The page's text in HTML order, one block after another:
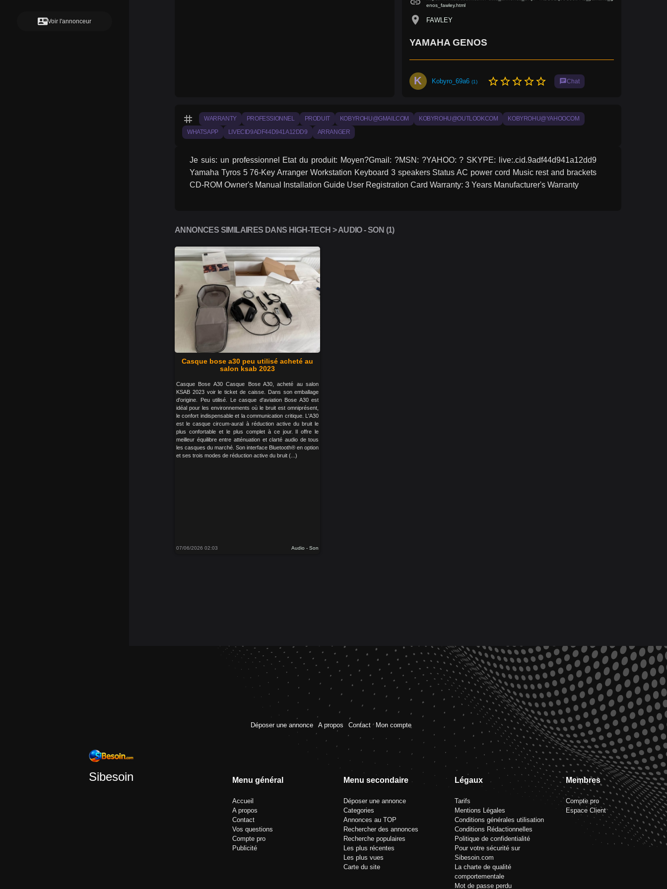
contact_mailVoir l'annonceur
enos_fawley.html
location_on FAWLEY
YAMAHA GENOS
K Kobyro_69a6 (1) star_borderstar_borderstar_borderstar_borderstar_border chatChat
tag WARRANTY PROFESSIONNEL PRODUIT KOBYROHU@GMAILCOM KOBYROHU@OUTLOOKCOM KOBYROHU@YAHOOCOM
WHATSAPP LIVECID9ADF44D941A12DD9 ARRANGER
Je suis: un professionnel Etat du produit: Moyen?Gmail: ?MSN: ?YAHOO: ? SKYPE: live:.cid.9adf44d941a12dd9
Yamaha Tyros 5 76-Key Arranger Workstation Keyboard 3 speakers Status AC power cord Music rest and brackets
CD-ROM Owner's Manual Installation Guide User Registration Card Warranty: 3 Years Manufacturer's Warranty
ANNONCES SIMILAIRES DANS HIGH-TECH > AUDIO - SON (1)
Casque bose a30 peu utilisé acheté au
salon ksab 2023
Casque Bose A30 Casque Bose A30, acheté au salon
KSAB 2023 voir le ticket de caisse. Dans son emballage
d'origine. Peu utilisé. Le casque d'aviation Bose A30 est
idéal pour les environnements où le bruit est omniprésent,
le confort indispensable et la communication critique. L'A30
est le casque circum-aural à réduction active du bruit le
plus confortable et le plus complet à ce jour. Il offre le
meilleur équilibre entre atténuation et clarté audio de tous
les casques du marché. Son interface Bluetooth® en option
et ses trois modes de réduction active du bruit (...)
07/06/2026 02:03 Audio - Son
Déposer une annonce A propos Contact Mon compte
Sibesoin Menu général
Accueil
A propos
Contact
Vos questions
Compte pro
Publicité
Menu secondaire
Déposer une annonce
Categories
Annonces au TOP
Rechercher des annonces
Recherche populaires
Les plus récentes
Les plus vues
Carte du site
Légaux
Tarifs
Mentions Légales
Conditions générales utilisation
Conditions Rédactionnelles
Politique de confidentialité
Pour votre sécurité sur
Sibesoin.com
La charte de qualité
comportementale
Mot de passe perdu
Membres
Compte pro
Espace Client